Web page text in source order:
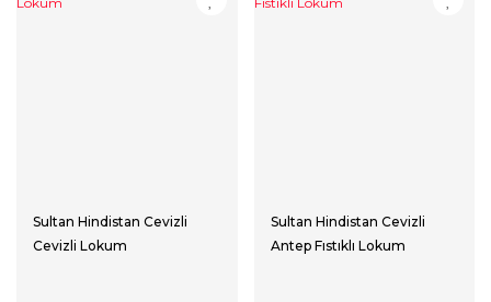
Sultan Hindistan Cevizli
Cevizli Lokum
Sultan Hindistan Cevizli
Antep Fıstıklı Lokum